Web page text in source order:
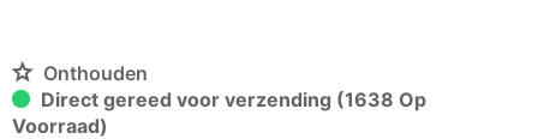
Onthouden
Direct gereed voor verzending (1638 Op
Voorraad)